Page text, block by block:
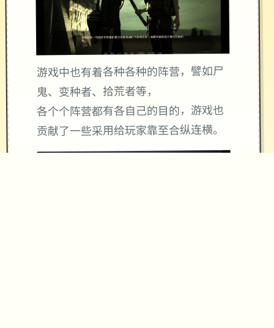
游戏中也有着各种各种的阵营，譬如尸
鬼、变种者、拾荒者等，
各个个阵营都有各自己的目的，游戏也
贡献了一些采用给玩家靠至合纵连横。